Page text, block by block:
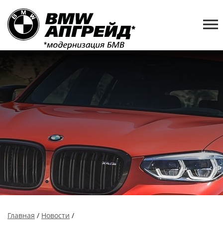
Главная / Новости /